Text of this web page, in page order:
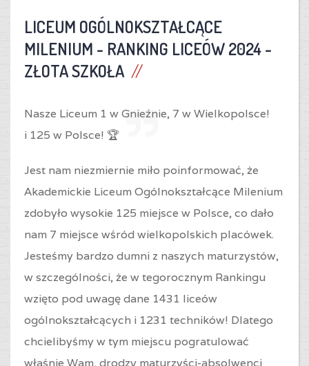
LICEUM OGÓLNOKSZTAŁCĄCE
MILENIUM - RANKING LICEÓW 2024 -
ZŁOTA SZKOŁA
Nasze Liceum 1 w Gnieźnie, 7 w Wielkopolsce!
i 125 w Polsce! 🏆
Jest nam niezmiernie miło poinformować, że
Akademickie Liceum Ogólnokształcące Milenium
zdobyło wysokie 125 miejsce w Polsce, co dało
nam 7 miejsce wśród wielkopolskich placówek.
Jesteśmy bardzo dumni z naszych maturzystów,
w szczególności, że w tegorocznym Rankingu
wzięto pod uwagę dane 1431 liceów
ogólnokształcących i 1231 techników! Dlatego
chcielibyśmy w tym miejscu pogratulować
właśnie Wam, drodzy maturzyści-absolwenci